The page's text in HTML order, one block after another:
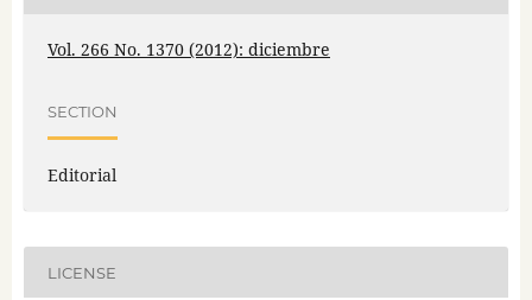
Vol. 266 No. 1370 (2012): diciembre
SECTION
Editorial
LICENSE